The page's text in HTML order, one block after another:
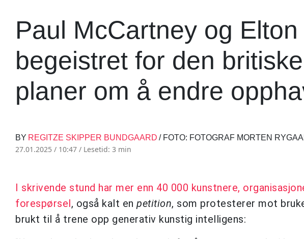
Paul McCartney og
begeistret for den
planer om å endre
BY REGITZE SKIPPER BUNDGAARD / FOTO: FOTOGRAF MORTEN
27.01.2025 / 10:47 / Lesetid: 3 min
I skrivende stund har mer enn 40 000 kunstnere,
forespørsel, også kalt en petition, som protesterer mot
brukt til å trene opp generativ kunstig intelligens: